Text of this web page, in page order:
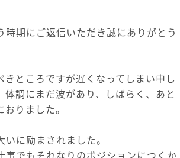
時期にご返信いただき誠にありがとう
きところですが遅くなってしまい申し
調にまだ波があり、しばらく、あと
りました。
に励まされました。
事でもそれなりのポジションにつくか